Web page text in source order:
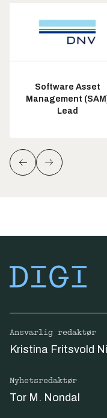
Software Asset
Management
Lead
Ansvarlig redaktør
Kristina Fritsvold
Nyhetsredaktør
Tor M. Nondal